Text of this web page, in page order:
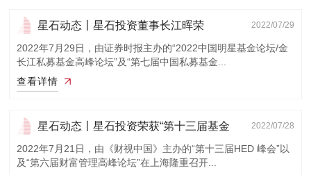
星石动态丨星石投资董事长江晖荣
获“2021年度金...
2022/07/29
2022年7月29日，由证券时报主办的“2022中国明星基金论坛/金
长江私募基金高峰论坛”及“第七届中国私募基金...
查看详情
星石动态丨星石投资荣获“第十三届基金
与财富管...
2022/07/28
2022年7月21日，由《财视中国》主办的“第十三届HED 峰会”以
及“第六届财富管理高峰论坛”在上海隆重召开...